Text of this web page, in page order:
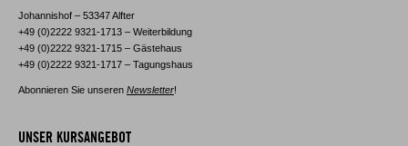
Johannishof – 53347 Alfter
+49 (0)2222 9321-1713 – Weiterbildung
+49 (0)2222 9321-1715 – Gästehaus
+49 (0)2222 9321-1717 – Tagungshaus
Abonnieren Sie unseren Newsletter!
UNSER KURSANGEBOT